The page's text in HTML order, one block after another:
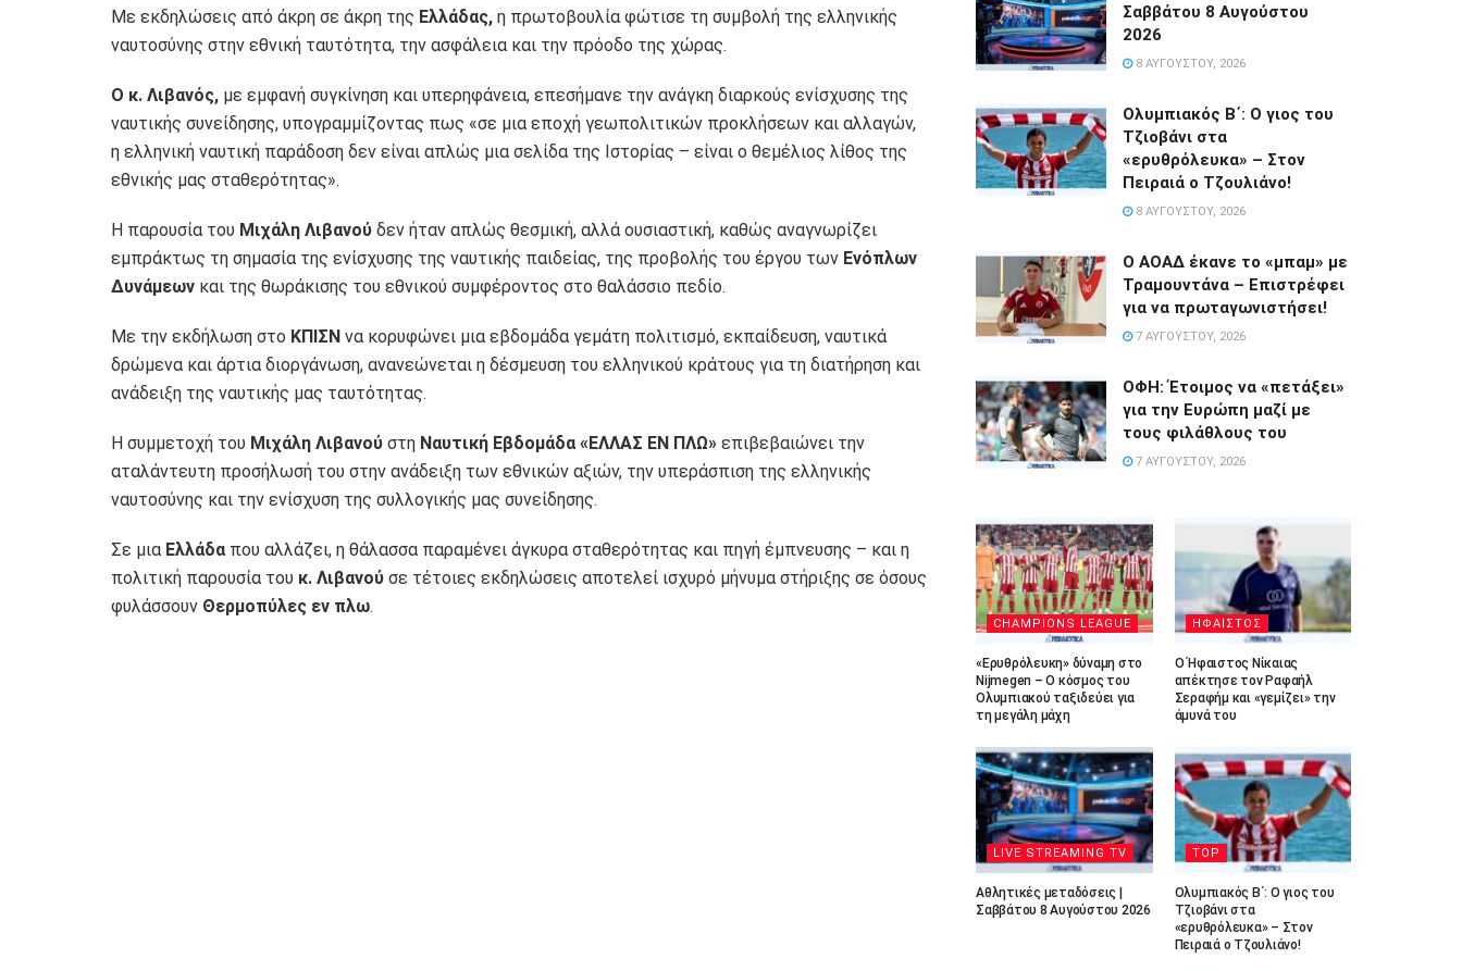
Με εκδηλώσεις από άκρη σε άκρη της Ελλάδας, η πρωτοβουλία φώτισε τη συμβολή της ελληνικής
ναυτοσύνης στην εθνική ταυτότητα, την ασφάλεια και την πρόοδο της χώρας.
Ο κ. Λιβανός, με εμφανή συγκίνηση και υπερηφάνεια, επεσήμανε την ανάγκη διαρκούς ενίσχυσης της
ναυτικής συνείδησης, υπογραμμίζοντας πως «σε μια εποχή γεωπολιτικών προκλήσεων και αλλαγών,
η ελληνική ναυτική παράδοση δεν είναι απλώς μια σελίδα της Ιστορίας – είναι ο θεμέλιος λίθος της
εθνικής μας σταθερότητας».
Η παρουσία του Μιχάλη Λιβανού δεν ήταν απλώς θεσμική, αλλά ουσιαστική, καθώς αναγνωρίζει
εμπράκτως τη σημασία της ενίσχυσης της ναυτικής παιδείας, της προβολής του έργου των Ενόπλων
Δυνάμεων και της θωράκισης του εθνικού συμφέροντος στο θαλάσσιο πεδίο.
Με την εκδήλωση στο ΚΠΙΣΝ να κορυφώνει μια εβδομάδα γεμάτη πολιτισμό, εκπαίδευση, ναυτικά
δρώμενα και άρτια διοργάνωση, ανανεώνεται η δέσμευση του ελληνικού κράτους για τη διατήρηση και
ανάδειξη της ναυτικής μας ταυτότητας.
Η συμμετοχή του Μιχάλη Λιβανού στη Ναυτική Εβδομάδα «ΕΛΛΑΣ ΕΝ ΠΛΩ» επιβεβαιώνει την
αταλάντευτη προσήλωσή του στην ανάδειξη των εθνικών αξιών, την υπεράσπιση της ελληνικής
ναυτοσύνης και την ενίσχυση της συλλογικής μας συνείδησης.
Σε μια Ελλάδα που αλλάζει, η θάλασσα παραμένει άγκυρα σταθερότητας και πηγή έμπνευσης – και η
πολιτική παρουσία του κ. Λιβανού σε τέτοιες εκδηλώσεις αποτελεί ισχυρό μήνυμα στήριξης σε όσους
φυλάσσουν Θερμοπύλες εν πλω.
Σαββάτου 8 Αυγούστου
2026
8 ΑΥΓΟΎΣΤΟΥ, 2026
Ολυμπιακός Β΄: Ο γιος του
Τζιοβάνι στα
«ερυθρόλευκα» – Στον
Πειραιά ο Τζουλιάνο!
8 ΑΥΓΟΎΣΤΟΥ, 2026
Ο ΑΟΑΔ έκανε το «μπαμ» με
Τραμουντάνα – Επιστρέφει
για να πρωταγωνιστήσει!
7 ΑΥΓΟΎΣΤΟΥ, 2026
ΟΦΗ: Έτοιμος να «πετάξει»
για την Ευρώπη μαζί με
τους φιλάθλους του
7 ΑΥΓΟΎΣΤΟΥ, 2026
CHAMPIONS LEAGUE
«Ερυθρόλευκη» δύναμη στο
Nijmegen – Ο κόσμος του
Ολυμπιακού ταξιδεύει για
τη μεγάλη μάχη
ΗΦΑΙΣΤΟΣ
Ο Ήφαιστος Νίκαιας
απέκτησε τον Ραφαήλ
Σεραφήμ και «γεμίζει» την
άμυνά του
LIVE STREAMING TV
Αθλητικές μεταδόσεις |
Σαββάτου 8 Αυγούστου 2026
TOP
Ολυμπιακός Β΄: Ο γιος του
Τζιοβάνι στα
«ερυθρόλευκα» – Στον
Πειραιά ο Τζουλιάνο!